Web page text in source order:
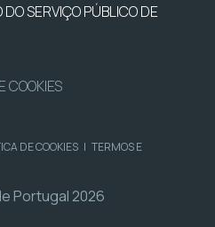
SERVIÇO PÚBLICO DE
COOKIES
DE COOKIES | TERMOS E
Portugal 2026